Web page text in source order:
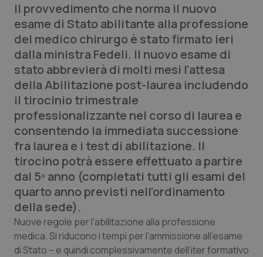
Lettere al direttore
Edizioni Regionali
QS Pro
Professionisti Sanitari.AI
Abruzzo
Basilicata
Calabria
Campania
QS Pro Gold
Artrite & artrosi
Asma & BPCO
Car-T
QS Club Newsletter
Il provvedimento che norma il nuovo
esame di Stato abilitante alla professione
del medico chirurgo è stato firmato ieri
dalla ministra Fedeli. Il nuovo esame di
stato abbrevierà di molti mesi l'attesa
della Abilitazione post-laurea includendo
il tirocinio trimestrale
professionalizzante nel corso di laurea e
consentendo la immediata successione
fra laurea e i test di abilitazione. Il
tirocino potrà essere effettuato a partire
dal 5º anno (completati tutti gli esami del
quarto anno previsti nell'ordinamento
della sede).
Nuove regole per l’abilitazione alla professione
medica. Si riducono i tempi per l’ammissione all’esame
di Stato – e quindi complessivamente dell’iter formativo